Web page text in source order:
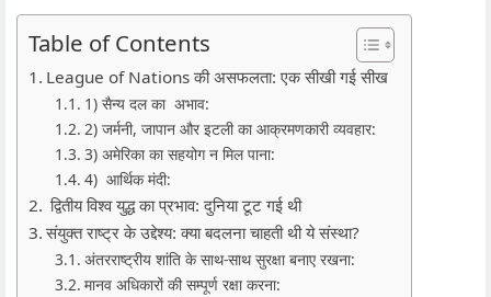
Table of Contents
League of Nations की असफलता: एक सीखी गई सीख
1) सैन्य दल का अभाव:
2) जर्मनी, जापान और इटली का आक्रमणकारी व्यवहार:
3) अमेरिका का सहयोग न मिल पाना:
4) आर्थिक मंदी:
द्वितीय विश्व युद्ध का प्रभाव: दुनिया टूट गई थी
संयुक्त राष्ट्र के उद्देश्य: क्या बदलना चाहती थी ये संस्था?
अंतरराष्ट्रीय शांति के साथ-साथ सुरक्षा बनाए रखना:
मानव अधिकारों की सम्पूर्ण रक्षा करना: